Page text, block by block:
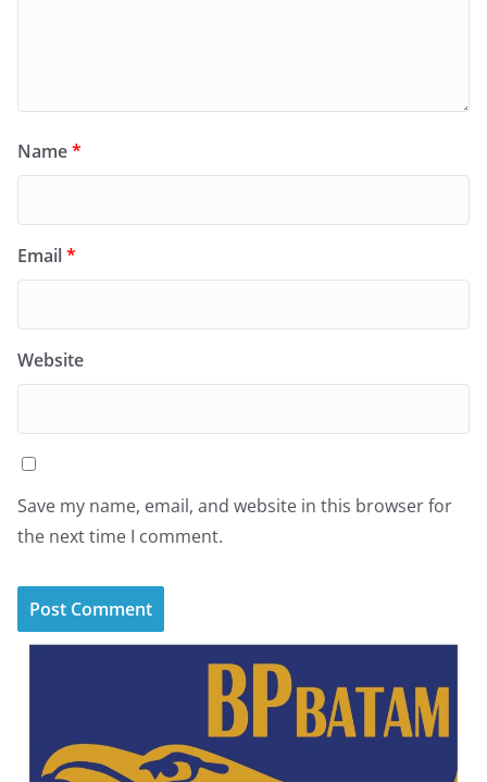
Name*
Email*
Website
Save my name, email, and website in this browser for
the next time I comment.